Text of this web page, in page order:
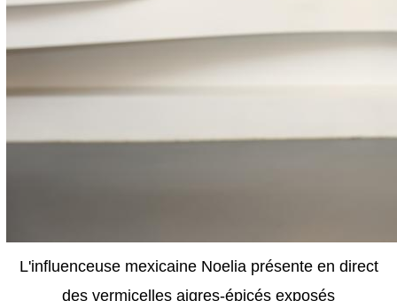
L'influenceuse mexicaine Noelia présente en direct
des vermicelles aigres-épicés exposés